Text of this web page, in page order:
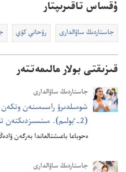
ۇقساس تاقىرىپتار
جاستاردىڭ ساۋالدارى رۋحاني كۇ‌ي
قىزىقتى بولار مالىمەتتەر
جاستاردىڭ ساۋالدارى
شومىلدىرۋ راسىمىنە‌ن
(‏2-‏ٴ‌بولىم)‏.‏ مىنسىزدىكتە‌ن تايماي ٴ‌جۇ‌ر
ە‌حوباعا باعىشتالعاندا بە‌رگە‌ن
جاستاردىڭ ساۋالدارى